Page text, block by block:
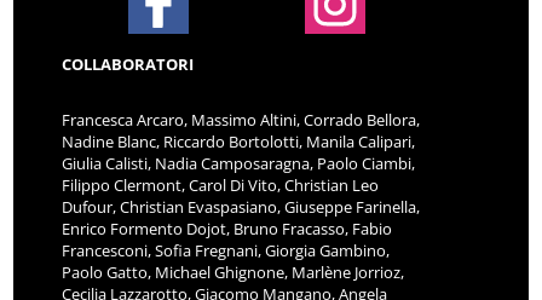
COLLABORATORI
Francesca Arcaro, Massimo Altini, Corrado Bellora,
Nadine Blanc, Riccardo Bortolotti, Manila Calipari,
Giulia Calisti, Nadia Camposaragna, Paolo Ciambi,
Filippo Clermont, Carol Di Vito, Christian Leo
Dufour, Christian Evaspasiano, Giuseppe Farinella,
Enrico Formento Dojot, Bruno Fracasso, Fabio
Francesconi, Sofia Fregnani, Giorgia Gambino,
Paolo Gatto, Michael Ghignone, Marlène Jorrioz,
Cecilia Lazzarotto, Giacomo Mangano, Angela